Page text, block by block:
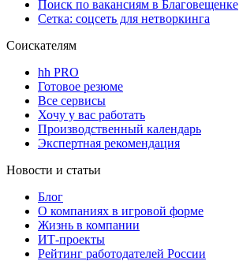
Поиск по вакансиям в Благовещенке
Сетка: соцсеть для нетворкинга
Соискателям
hh PRO
Готовое резюме
Все сервисы
Хочу у вас работать
Производственный календарь
Экспертная рекомендация
Новости и статьи
Блог
О компаниях в игровой форме
Жизнь в компании
ИТ-проекты
Рейтинг работодателей России